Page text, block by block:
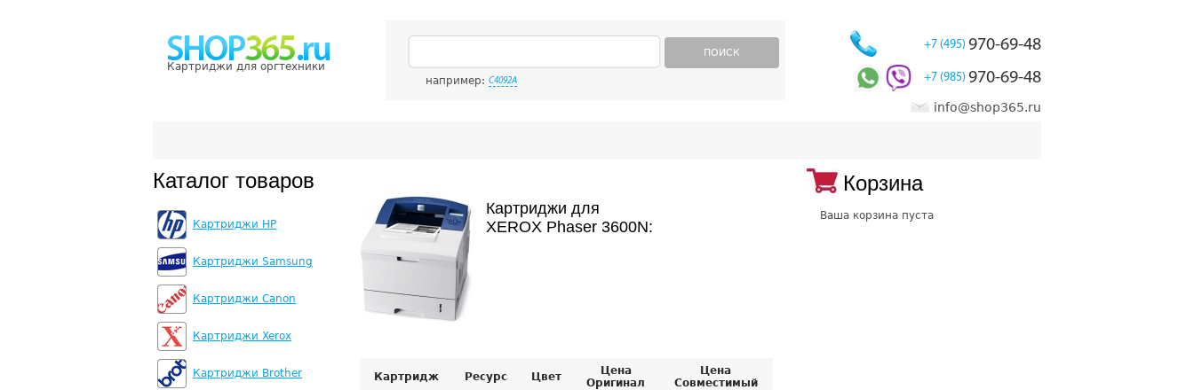
Картриджи для оргтехники
ПОИСК
например: C4092A
+7 (495) 970-69-48
+7 (985) 970-69-48
info@shop365.ru
Каталог товаров
Картриджи HP
Картриджи Samsung
Картриджи Canon
Картриджи Xerox
Картриджи Brother
Картриджи для
XEROX Phaser 3600N:
Картридж Ресурс Цвет
Цена
Оригинал
Цена
Совместимый
Корзина
Ваша корзина пуста